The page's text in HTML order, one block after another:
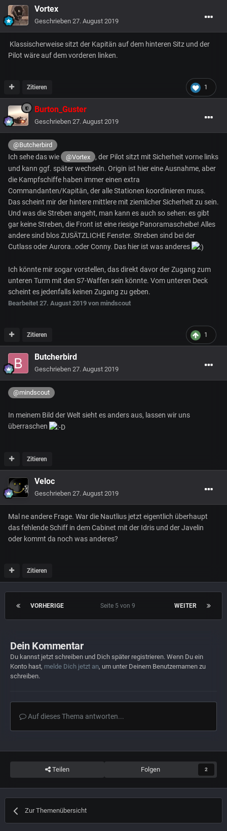
Vortex
Geschrieben 27. August 2019
Klassischerweise sitzt der Kapitän auf dem hinteren Sitz und der
Pilot wäre auf dem vorderen linken.
1
Zitieren
Burton_Guster
Geschrieben 27. August 2019
@Butcherbird
Ich sehe das wie @Vortex
, der Pilot sitzt mit Sicherheit vorne links
und kann ggf. später wechseln. Origin ist hier eine Ausnahme, aber
die Kampfschiffe haben immer einen extra
Commandanten/Kapitän, der alle Stationen koordinieren muss.
Das scheint mir der hintere mittlere mit ziemlicher Sicherheit zu sein.
Und was die Streben angeht, man kann es auch so sehen: es gibt
gar keine Streben, die Front ist eine riesige Panoramascheibe! Alles
andere sind blos ZUSÄTZLICHE Fenster. Streben sind bei der
Cutlass oder Aurora..oder Conny. Das hier ist was anderes
Ich könnte mir sogar vorstellen, das direkt davor der Zugang zum
unteren Turm mit den S7-Waffen sein könnte. Vom unteren Deck
scheint es jedenfalls keinen Zugang zu geben.
Bearbeitet 27. August 2019 von mindscout
1
Zitieren
Butcherbird
Geschrieben 27. August 2019
@mindscout
In meinem Bild der Welt sieht es anders aus, lassen wir uns
überraschen
Zitieren
Veloc
Geschrieben 27. August 2019
Mal ne andere Frage. War die Nautlius jetzt eigentlich überhaupt
das fehlende Schiff in dem Cabinet mit der Idris und der Javelin
oder kommt da noch was anderes?
Zitieren
VORHERIGE WEITER
Seite 5 von 9
Dein Kommentar
Du kannst jetzt schreiben und Dich später registrieren. Wenn Du ein
Konto hast, melde Dich jetzt an, um unter Deinem Benutzernamen zu
schreiben.
Auf dieses Thema antworten...
Teilen Folgen 2
Zur Themenübersicht